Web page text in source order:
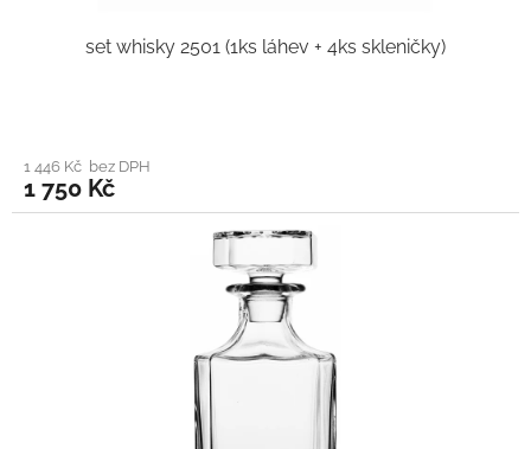
set whisky 2501 (1ks láhev + 4ks skleničky)
1 446 Kč bez DPH
1 750 Kč